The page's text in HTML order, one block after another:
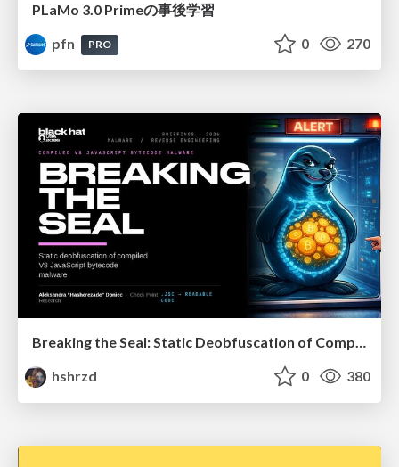
PLaMo 3.0 Primeの事後学習
pfn
PRO 0 270
Breaking the Seal: Static Deobfuscation of Compiled V8 JavaScript Bytecode Malware
hshrzd
0 380